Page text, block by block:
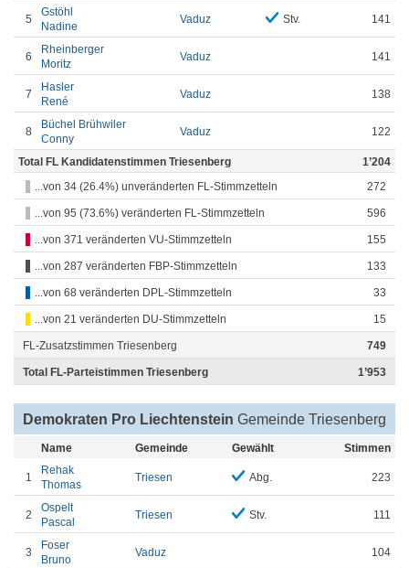
5
Gstöhl
Nadine
Vaduz Stv. 141
6
Rheinberger
Moritz
Vaduz 141
7
Hasler
René
Vaduz 138
8
Büchel Brühwiler
Conny
Vaduz 122
Total FL Kandidatenstimmen Triesenberg
1’204
...von 34 (26.4%) unveränderten FL-Stimmzetteln
272
...von 95 (73.6%) veränderten FL-Stimmzetteln 596
...von 371 veränderten VU-Stimmzetteln 155
...von 287 veränderten FBP-Stimmzetteln 133
...von 68 veränderten DPL-Stimmzetteln 33
...von 21 veränderten DU-Stimmzetteln 15
FL-Zusatzstimmen Triesenberg 749
Total FL-Parteistimmen Triesenberg 1’953
Demokraten Pro Liechtenstein Gemeinde Triesenberg
Name Gemeinde Gewählt Stimmen
1
Rehak
Thomas
Triesen Abg. 223
2
Ospelt
Pascal
Triesen Stv. 111
3
Foser
Bruno
Vaduz 104